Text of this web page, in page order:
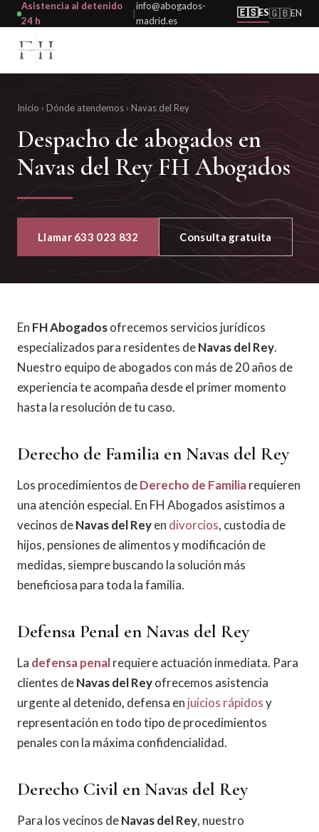
Asistencia al detenido
24 h
|
info@abogados-
madrid.es
🇪🇸ES🇬🇧EN
Inicio › Dónde atendemos › Navas del Rey
Despacho de abogados en
Navas del Rey FH Abogados
Llamar 633 023 832 Consulta gratuita
En FH Abogadosofrecemos servicios jurídicos
especializados para residentes deNavas del Rey.
Nuestro equipo de abogados con más de 20 años de
experiencia te acompaña desde el primer momento
hasta la resolución de tu caso.
Derecho de Familia en Navas del Rey
Los procedimientos deDerecho de Familiarequieren
una atención especial. En FH Abogados asistimos a
vecinos deNavas del Reyen divorcios, custodia de
hijos, pensiones de alimentos y modificación de
medidas, siempre buscando la solución más
beneficiosa para toda la familia.
Defensa Penal en Navas del Rey
La defensa penalrequiere actuación inmediata. Para
clientes deNavas del Reyofrecemos asistencia
urgente al detenido, defensa en juicios rápidosy
representación en todo tipo de procedimientos
penales con la máxima confidencialidad.
Derecho Civil en Navas del Rey
Para los vecinos deNavas del Rey, nuestro